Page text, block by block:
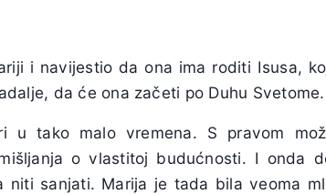
i navijestio da ona ima roditi Isusa,
da će ona začeti po Duhu Svetome.
u tako malo vremena. S pravom
o vlastitoj budućnosti. I onda
sanjati. Marija je tada bila veoma